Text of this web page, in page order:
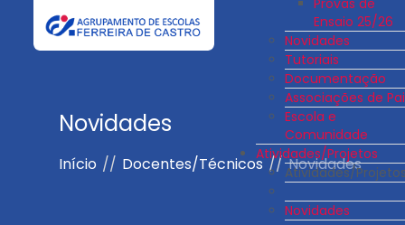
Ensaio 25/26
Novidades
Tutoriais
Documentação
Associações de
Escola e
Comunidade
Atividades/Projetos
Atividades/
Novidades
Novidades
Início // Docentes/Técnicos //Novidades